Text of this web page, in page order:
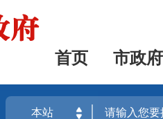
首页 市政府
本站